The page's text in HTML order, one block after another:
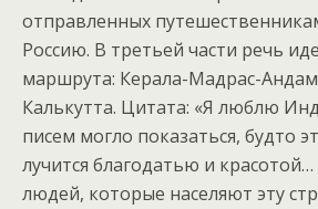
отправленных
Россию. В третьей части речь
маршрута: Керала-Мадрас-
Калькутта. Цитата: «Я люблю
писем могло показаться, будто
лучится благодатью и
людей, которые населяют эту